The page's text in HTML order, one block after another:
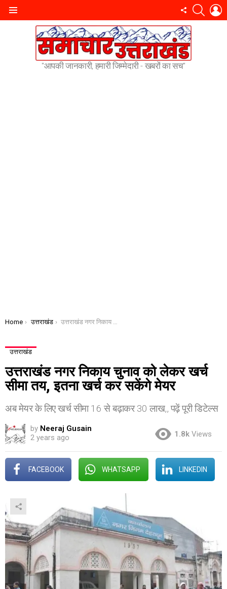
FOLLOW
"आपकी जानकारी, हमारी जिम्मेदारी - खबरों का सच"
You are here:
Home उत्तराखंड उत्तराखंड नगर निकाय चुनाव को लेकर खर्च सीमा तय, इतना खर्च कर सकेंगे मेयर
उत्तराखंड
उत्तराखंड नगर निकाय चुनाव को लेकर खर्च
सीमा तय, इतना खर्च कर सकेंगे मेयर
अब मेयर के लिए खर्च सीमा 16 से बढ़ाकर 30 लाख,, पढ़ें पूरी डिटेल्स
by Neeraj Gusain
2 years ago
1.8k Views
FACEBOOK WHATSAPP LINKEDIN